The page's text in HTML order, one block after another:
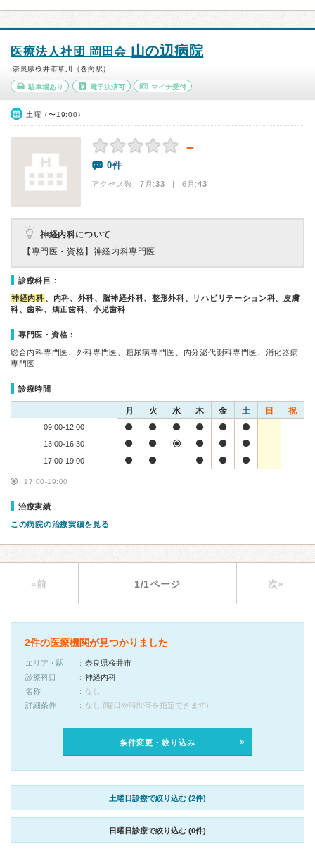
医療法人社団 岡田会 山の辺病院
奈良県桜井市草川（巻向駅）
駐車場あり 電子決済可 マイナ受付
土曜（〜19:00）
－
0件
アクセス数 7月:33 | 6月:43
神経内科について
【専門医・資格】 神経内科専門医
診療科目：
神経内科 、内科、外科、脳神経外科、整形外科、リハビリテーション科、皮膚
科、歯科、矯正歯科、小児歯科
専門医・資格：
総合内科専門医、外科専門医、糖尿病専門医、内分泌代謝科専門医、消化器病
専門医、…
診療時間
月 火 水 木 金 土 日 祝
09:00-12:00
13:00-16:30
17:00-19:00
17:00-19:00
治療実績
この病院の治療実績を見る
«前 1/1ページ 次»
2件の医療機関が見つかりました
エリア・駅
奈良県桜井市
診療科目
神経内科
名称
なし
詳細条件
なし (曜日や時間帯を指定できます)
条件変更・絞り込み
土曜日診療で絞り込む (2件)
日曜日診療で絞り込む (0件)